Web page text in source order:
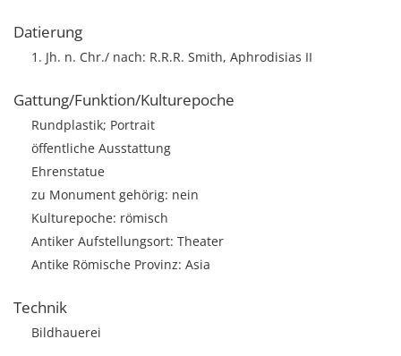
Datierung
1. Jh. n. Chr./ nach: R.R.R. Smith, Aphrodisias II
Gattung/Funktion/Kulturepoche
Rundplastik; Portrait
öffentliche Ausstattung
Ehrenstatue
zu Monument gehörig: nein
Kulturepoche: römisch
Antiker Aufstellungsort: Theater
Antike Römische Provinz: Asia
Technik
Bildhauerei